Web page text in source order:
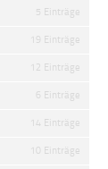
5 Einträge
19 Einträge
12 Einträge
6 Einträge
14 Einträge
10 Einträge